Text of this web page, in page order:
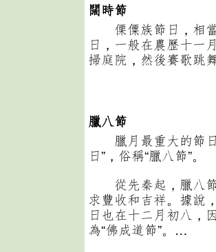
闊時節
傈僳族節日，相當
日，一般在農歷十一
掃庭院，然後賽歌跳
臘八節
臘月最重大的節日
日”，俗稱“臘八節”。
從先秦起，臘八節
求豐收和吉祥。據說
日也在十二月初八，
為“佛成道節”。…